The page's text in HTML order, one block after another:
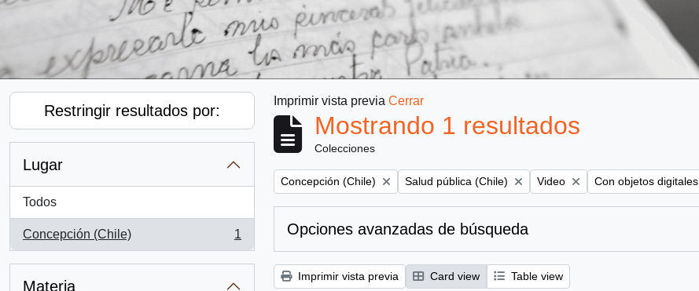
Restringir resultados por:
Lugar
Todos
Concepción (Chile)
, 1 resultados
1
Materia
Imprimir vista previa Cerrar
Mostrando 1 resultados
Colecciones
Remove filter:
Concepción (Chile) Remove filter:
Salud pública (Chile) Remove filter:
Video Remove filter:
Con objetos digitales
Opciones avanzadas de búsqueda
Imprimir vista previa Card view Table view